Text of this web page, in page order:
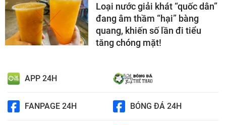
Loại nước giải khát “quốc dân”
đang âm thầm “hại” bàng
quang, khiến số lần đi tiểu
tăng chóng mặt!
APP 24H
FANPAGE 24H BÓNG ĐÁ 24H